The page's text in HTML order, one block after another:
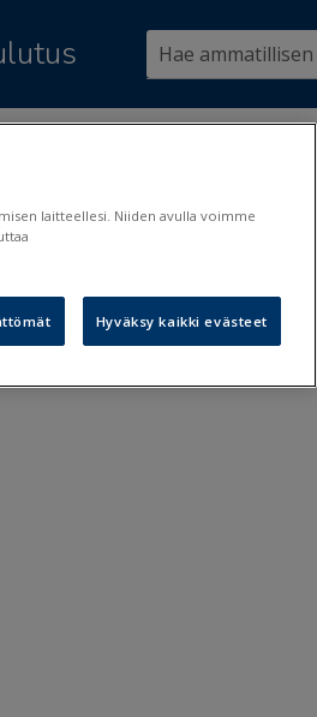
laitteellesi. Niiden avulla voimme
Hyväksy kaikki evästeet